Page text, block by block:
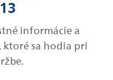
informácie a
ktoré sa hodia pri